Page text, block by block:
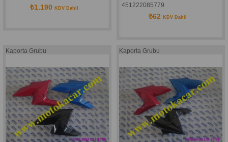
₺1.190 KDV Dahil
451222085779
₺62 KDV Dahil
Kaporta Grubu Kaporta Grubu